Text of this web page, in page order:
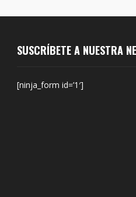
SUSCRÍBETE A NUESTRA
[ninja_form id=’1′]